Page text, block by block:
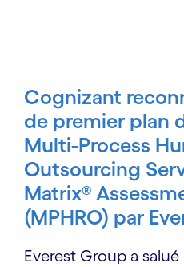
Cognizant
de premier plan
Multi-Process
Outsourcing
Matrix®
(MPHRO) par
Everest Group a